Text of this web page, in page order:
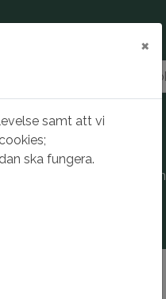
Om Gnestahem
×
samt att vi
ska fungera.